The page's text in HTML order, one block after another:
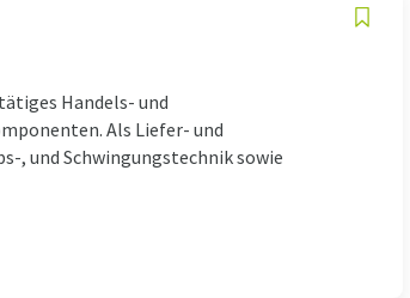
Handels- und
Als Liefer- und
, und Schwingungstechnik sowie